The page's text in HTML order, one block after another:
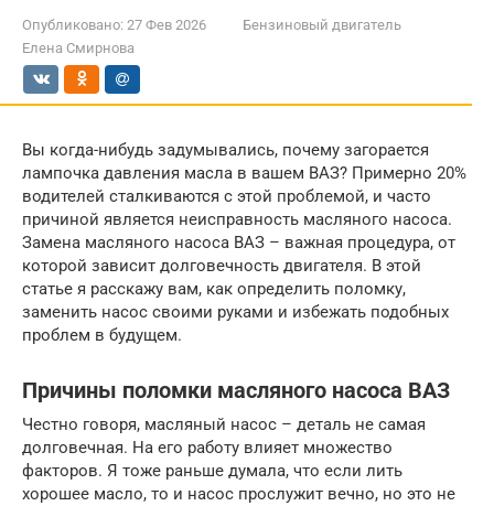
Опубликовано: 27 Фев 2026
Бензиновый двигатель
Елена Смирнова
Вы когда-нибудь задумывались, почему загорается
лампочка давления масла в вашем ВАЗ? Примерно 20%
водителей сталкиваются с этой проблемой, и часто
причиной является неисправность масляного насоса.
Замена масляного насоса ВАЗ – важная процедура, от
которой зависит долговечность двигателя. В этой
статье я расскажу вам, как определить поломку,
заменить насос своими руками и избежать подобных
проблем в будущем.
Причины поломки масляного насоса ВАЗ
Честно говоря, масляный насос – деталь не самая
долговечная. На его работу влияет множество
факторов. Я тоже раньше думала, что если лить
хорошее масло, то и насос прослужит вечно, но это не